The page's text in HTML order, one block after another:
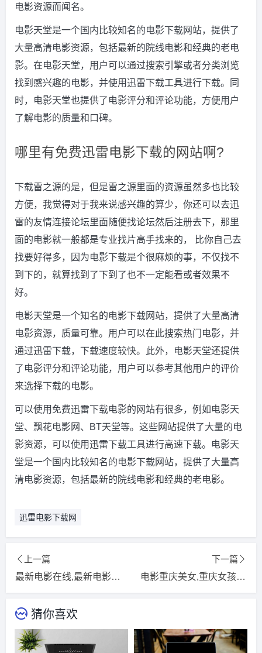
电影资源而闻名。
电影天堂是一个国内比较知名的电影下载网站，提供了
大量高清电影资源，包括最新的院线电影和经典的老电
影。在电影天堂，用户可以通过搜索引擎或者分类浏览
找到感兴趣的电影，并使用迅雷下载工具进行下载。同
时，电影天堂也提供了电影评分和评论功能，方便用户
了解电影的质量和口碑。
哪里有免费迅雷电影下载的网站啊?
下载雷之源的是，但是雷之源里面的资源虽然多也比较
方便，我觉得对于我来说感兴趣的算少，你还可以去迅
雷的友情连接论坛里面随便找论坛然后注册去下，那里
面的电影就一般都是专业找片高手找来的， 比你自己去
找要好得多，因为电影下载是个很麻烦的事，不仅找不
到下的，就算找到了下到了也不一定能看或者效果不
好。
电影天堂是一个知名的电影下载网站，提供了大量高清
电影资源，质量可靠。用户可以在此搜索热门电影，并
通过迅雷下载，下载速度较快。此外，电影天堂还提供
了电影评分和评论功能，用户可以参考其他用户的评价
来选择下载的电影。
可以使用免费迅雷下载电影的网站有很多，例如电影天
堂、飘花电影网、BT天堂等。这些网站提供了大量的电
影资源，可以使用迅雷下载工具进行高速下载。电影天
堂是一个国内比较知名的电影下载网站，提供了大量高
清电影资源，包括最新的院线电影和经典的老电影。
迅雷电影下载网
上一篇
最新电影在线,最新电影在线观看
下一篇
电影重庆美女,重庆女孩电影
猜你喜欢